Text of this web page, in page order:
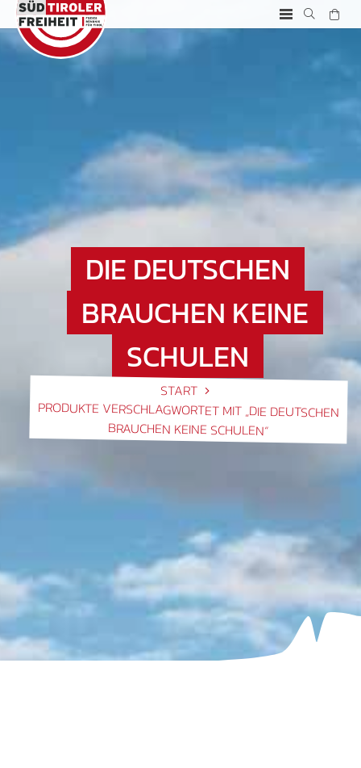
DIE DEUTSCHEN
BRAUCHEN KEINE
SCHULEN
START
PRODUKTE VERSCHLAGWORTET MIT „DIE DEUTSCHEN
BRAUCHEN KEINE SCHULEN“